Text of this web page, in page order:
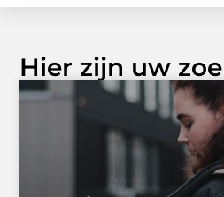
Hier zijn uw